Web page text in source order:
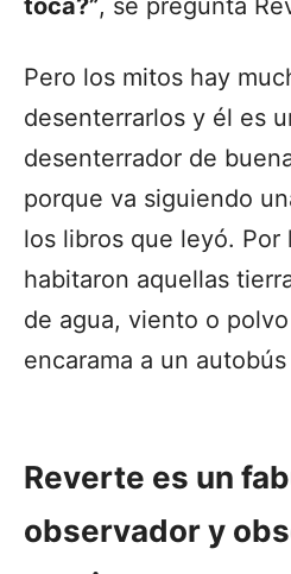
toca?”, se pregunta
Pero los mitos hay
desenterrarlos y él es
desenterrador de
porque va siguiendo
los libros que leyó. Por
habitaron aquellas
de agua, viento o
encarama a un
Reverte es un
observador y